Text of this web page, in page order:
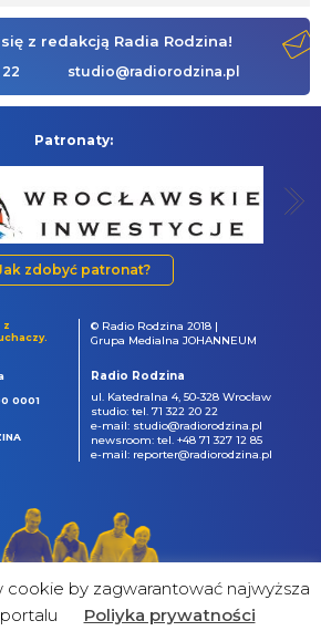
z redakcją Radia Rodzina!
studio@radiorodzina.pl
Patronaty:
zdobyć patronat?
z
0001
© Radio Rodzina 2018 |
Grupa Medialna JOHANNEUM
Radio Rodzina
ul. Katedralna 4, 50-328 Wrocław
studio: tel. 71 322 20 22
e-mail: studio@radiorodzina.pl
newsroom: tel. +48 71 327 12 85
e-mail: reporter@radiorodzina.pl
cookie by zagwarantować najwyższa
Poliyka prywatności